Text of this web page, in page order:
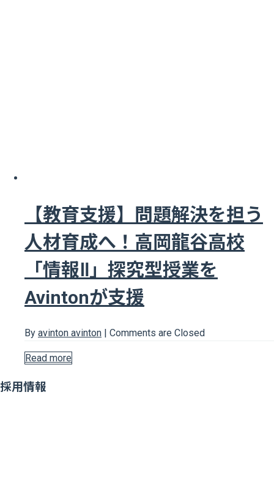
【教育支援】問題解決を担う
人材育成へ！高岡龍谷高校
「情報Ⅱ」探究型授業を
Avintonが支援
By avinton avinton Comments are Closed
Read more
採用情報